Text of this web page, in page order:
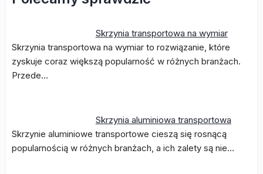
Skrzynia transportowa na wymiar
Skrzynia transportowa na wymiar to rozwiązanie, które
zyskuje coraz większą popularność w różnych branżach.
Przede…
Skrzynia aluminiowa transportowa
Skrzynie aluminiowe transportowe cieszą się rosnącą
popularnością w różnych branżach, a ich zalety są nie…